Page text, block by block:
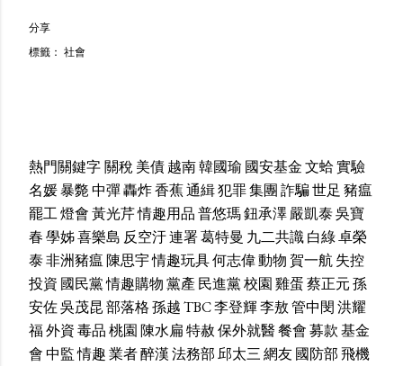
分享
標籤： 社會
熱門關鍵字關稅美債越南韓國瑜 國安基金文蛤實驗
名媛暴斃中彈轟炸香蕉通緝犯罪集團詐騙世足 豬瘟
罷工燈會黃光芹情趣用品普悠瑪鈕承澤嚴凱泰吳寶
春學姊喜樂島 反空汙連署葛特曼 九二共識白綠卓榮
泰非洲豬瘟陳思宇情趣玩具何志偉動物賀一航失控
投資 國民黨情趣購物黨產 民進黨校園雞蛋蔡正元孫
安佐吳茂昆部落格孫越TBC李登輝李敖管中閔洪耀
福外資毒品桃園陳水扁特赦保外就醫餐會募款基金
會中監情趣業者醉漢法務部邱太三網友國防部飛機